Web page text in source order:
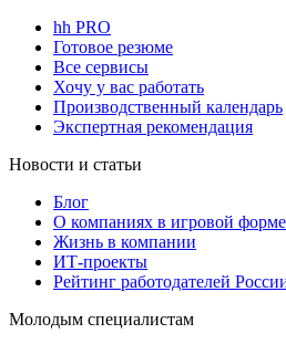
hh PRO
Готовое резюме
Все сервисы
Хочу у вас работать
Производственный календарь
Экспертная рекомендация
Новости и статьи
Блог
О компаниях в игровой форме
Жизнь в компании
ИТ-проекты
Рейтинг работодателей
Молодым специалистам